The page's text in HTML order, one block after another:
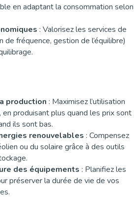
en adaptant la consommation selon
: Valorisez les services de
fréquence, gestion de l’équilibre)
production : Maximisez l’utilisation
produisant plus quand les prix sont
ils sont bas.
renouvelables : Compensez
ou du solaire grâce à des outils
des équipements : Planifiez les
préserver la durée de vie de vos